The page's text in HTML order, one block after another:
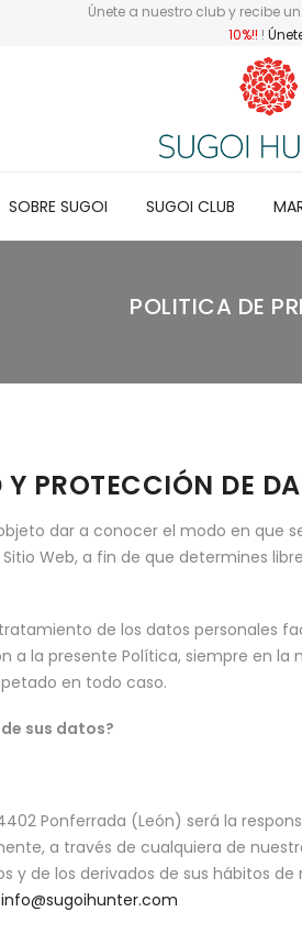
Únete a nuestro club y recibe
10%!! !
SOBRE SUGOI SUGOI CLUB
POLITICA DE
PROTECCIÓN DE
dar a conocer el modo en
Web, a fin de que determines
de los datos personales
a la presente Política, siempre en
en todo caso.
sus datos?
24402 Ponferrada (León) será la
a través de cualquiera de
y de los derivados de sus hábitos
info@sugoihunter.com